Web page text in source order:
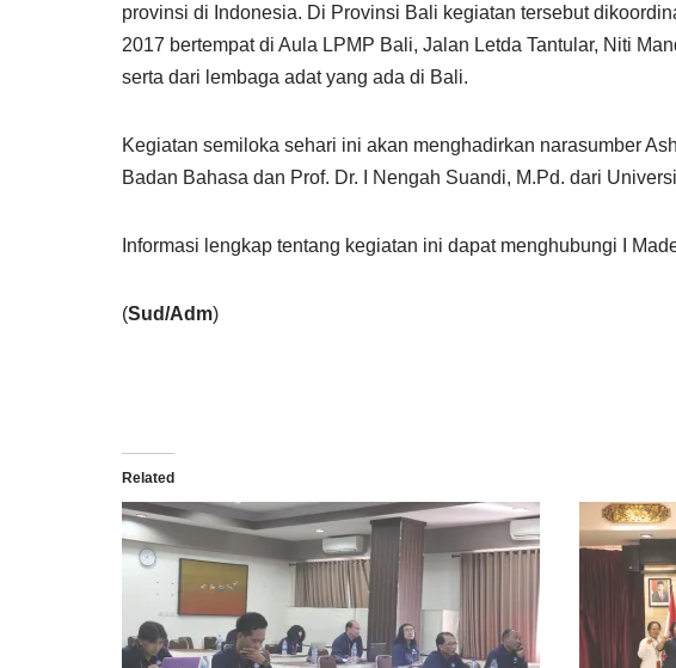
provinsi di Indonesia. Di Provinsi Bali kegiatan tersebut
2017 bertempat di Aula LPMP Bali, Jalan Letda Tantular, Niti
serta dari lembaga adat yang ada di Bali.
Kegiatan semiloka sehari ini akan menghadirkan narasumber
Badan Bahasa dan Prof. Dr. I Nengah Suandi, M.Pd. dari
Informasi lengkap tentang kegiatan ini dapat menghubungi I
(Sud/Adm)
Related